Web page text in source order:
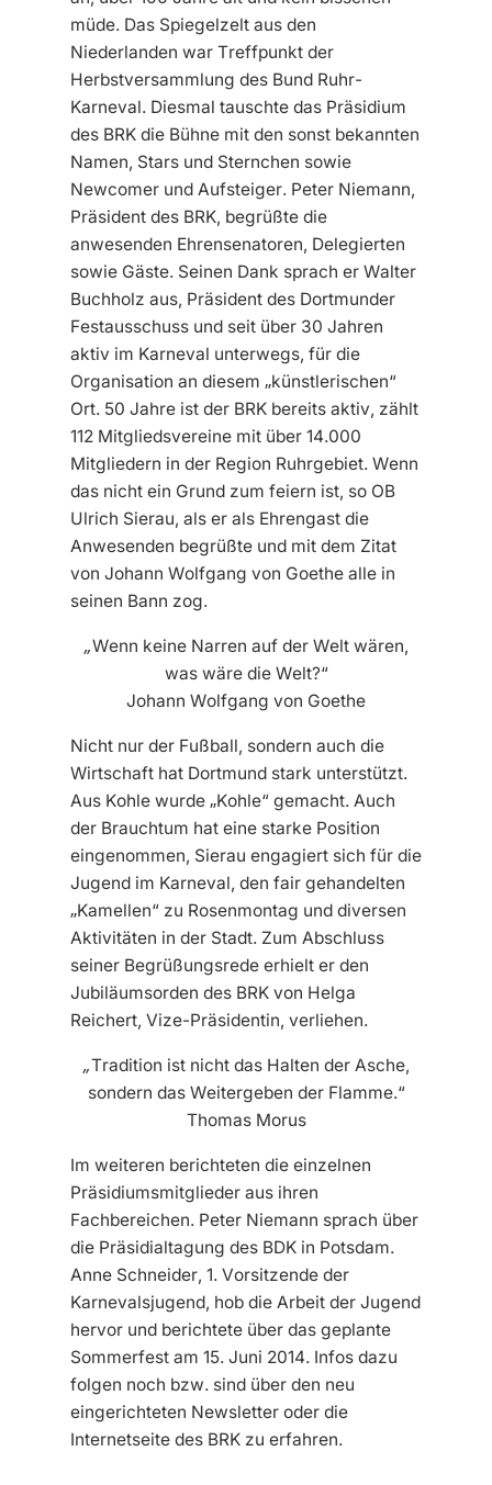
müde. Das Spiegelzelt aus den
Niederlanden war Treffpunkt der
Herbstversammlung des Bund Ruhr-
Karneval. Diesmal tauschte das Präsidium
des BRK die Bühne mit den sonst bekannten
Namen, Stars und Sternchen sowie
Newcomer und Aufsteiger. Peter Niemann,
Präsident des BRK, begrüßte die
anwesenden Ehrensenatoren, Delegierten
sowie Gäste. Seinen Dank sprach er Walter
Buchholz aus, Präsident des Dortmunder
Festausschuss und seit über 30 Jahren
aktiv im Karneval unterwegs, für die
Organisation an diesem „künstlerischen“
Ort. 50 Jahre ist der BRK bereits aktiv, zählt
112 Mitgliedsvereine mit über 14.000
Mitgliedern in der Region Ruhrgebiet. Wenn
das nicht ein Grund zum feiern ist, so OB
Ulrich Sierau, als er als Ehrengast die
Anwesenden begrüßte und mit dem Zitat
von Johann Wolfgang von Goethe alle in
seinen Bann zog.
„Wenn keine Narren auf der Welt wären,
was wäre die Welt?“
Johann Wolfgang von Goethe
Nicht nur der Fußball, sondern auch die
Wirtschaft hat Dortmund stark unterstützt.
Aus Kohle wurde „Kohle“ gemacht. Auch
der Brauchtum hat eine starke Position
eingenommen, Sierau engagiert sich für die
Jugend im Karneval, den fair gehandelten
„Kamellen“ zu Rosenmontag und diversen
Aktivitäten in der Stadt. Zum Abschluss
seiner Begrüßungsrede erhielt er den
Jubiläumsorden des BRK von Helga
Reichert, Vize-Präsidentin, verliehen.
„Tradition ist nicht das Halten der Asche,
sondern das Weitergeben der Flamme.“
Thomas Morus
Im weiteren berichteten die einzelnen
Präsidiumsmitglieder aus ihren
Fachbereichen. Peter Niemann sprach über
die Präsidialtagung des BDK in Potsdam.
Anne Schneider, 1. Vorsitzende der
Karnevalsjugend, hob die Arbeit der Jugend
hervor und berichtete über das geplante
Sommerfest am 15. Juni 2014. Infos dazu
folgen noch bzw. sind über den neu
eingerichteten Newsletter oder die
Internetseite des BRK zu erfahren.